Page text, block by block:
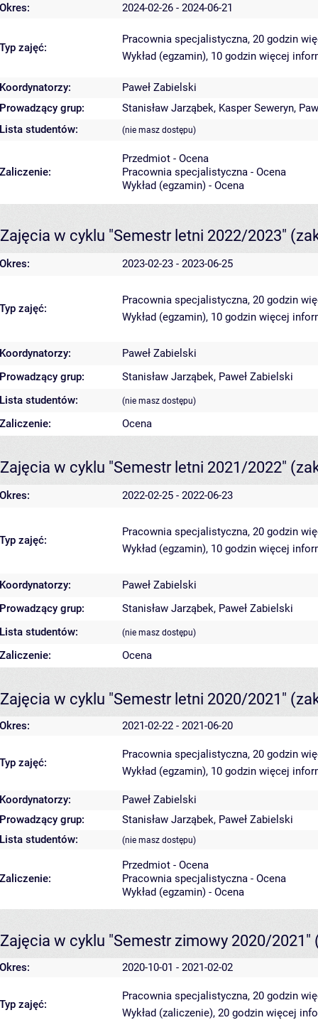
Okres: 2024-02-26 - 2024-06-21
Typ zajęć:
Pracownia specjalistyczna, 20 godzin
Wykład (egzamin), 10 godzin więcej
Koordynatorzy:
Paweł Zabielski
Prowadzący grup:
Stanisław Jarząbek, Kasper Seweryn,
Lista studentów:
(nie masz dostępu)
Zaliczenie:
Przedmiot - Ocena
Pracownia specjalistyczna - Ocena
Wykład (egzamin) - Ocena
Zajęcia w cyklu "Semestr letni 2022/2023"
Okres: 2023-02-23 - 2023-06-25
Typ zajęć:
Pracownia specjalistyczna, 20 godzin
Wykład (egzamin), 10 godzin więcej
Koordynatorzy:
Paweł Zabielski
Prowadzący grup:
Stanisław Jarząbek, Paweł Zabielski
Lista studentów:
(nie masz dostępu)
Zaliczenie: Ocena
Zajęcia w cyklu "Semestr letni 2021/2022"
Okres: 2022-02-25 - 2022-06-23
Typ zajęć:
Pracownia specjalistyczna, 20 godzin
Wykład (egzamin), 10 godzin więcej
Koordynatorzy:
Paweł Zabielski
Prowadzący grup:
Stanisław Jarząbek, Paweł Zabielski
Lista studentów:
(nie masz dostępu)
Zaliczenie: Ocena
Zajęcia w cyklu "Semestr letni 2020/2021"
Okres: 2021-02-22 - 2021-06-20
Typ zajęć:
Pracownia specjalistyczna, 20 godzin
Wykład (egzamin), 10 godzin więcej
Koordynatorzy:
Paweł Zabielski
Prowadzący grup:
Stanisław Jarząbek, Paweł Zabielski
Lista studentów:
(nie masz dostępu)
Zaliczenie:
Przedmiot - Ocena
Pracownia specjalistyczna - Ocena
Wykład (egzamin) - Ocena
Zajęcia w cyklu "Semestr zimowy 2020/2021"
Okres: 2020-10-01 - 2021-02-02
Typ zajęć:
Pracownia specjalistyczna, 20 godzin
Wykład (zaliczenie), 20 godzin więcej